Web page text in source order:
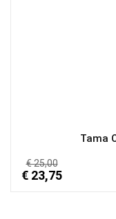
Tama
€ 25,00
€ 23,75